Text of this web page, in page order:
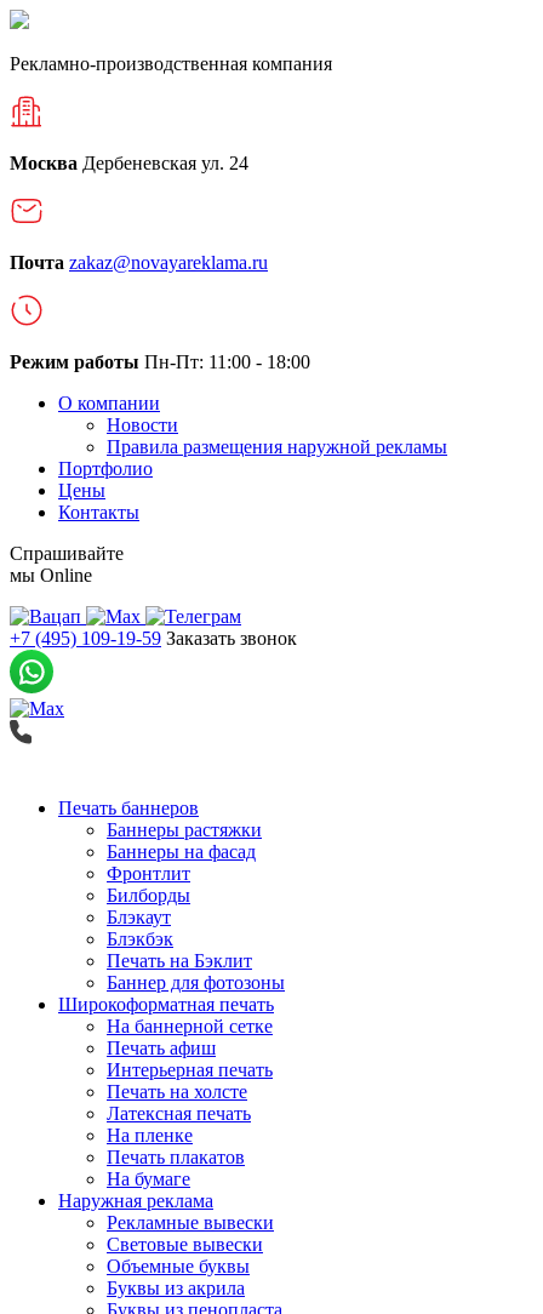
Рекламно-производственная компания
Москва Дербеневская ул. 24
Почта zakaz@novayareklama.ru
Режим работы Пн-Пт: 11:00 - 18:00
О компании
Новости
Правила размещения наружной рекламы
Портфолио
Цены
Контакты
Спрашивайте
мы Online
+7 (495) 109-19-59 Заказать звонок
Печать баннеров
Баннеры растяжки
Баннеры на фасад
Фронтлит
Билборды
Блэкаут
Блэкбэк
Печать на Бэклит
Баннер для фотозоны
Широкоформатная печать
На баннерной сетке
Печать афиш
Интерьерная печать
Печать на холсте
Латексная печать
На пленке
Печать плакатов
На бумаге
Наружная реклама
Рекламные вывески
Световые вывески
Объемные буквы
Буквы из акрила
Буквы из пенопласта